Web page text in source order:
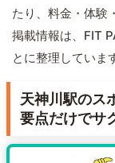
たり、料金・体験
掲載情報は、FIT
とに整理していま
天神川駅のス
要点だけでサ